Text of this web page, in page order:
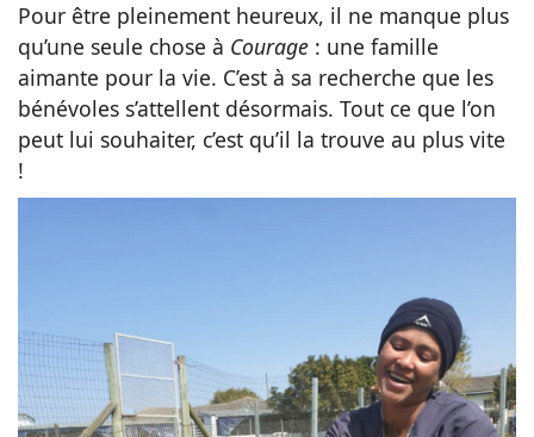
Pour être pleinement heureux, il ne manque plus
qu’une seule chose à Courage : une famille
aimante pour la vie. C’est à sa recherche que les
bénévoles s’attellent désormais. Tout ce que l’on
peut lui souhaiter, c’est qu’il la trouve au plus vite
!